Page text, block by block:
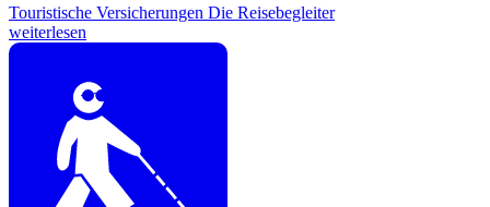
Touristische Versicherungen Die Reisebegleiter
weiterlesen